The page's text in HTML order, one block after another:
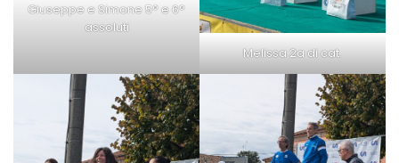
Giuseppe e Simone 5° e 6°
assoluti
Melissa 2a di cat.